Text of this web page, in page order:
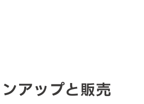
アップと販売